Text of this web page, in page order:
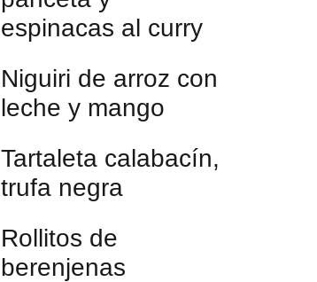
espinacas al curry
Niguiri de arroz con
leche y mango
Tartaleta calabacín,
trufa negra
Rollitos de
berenjenas